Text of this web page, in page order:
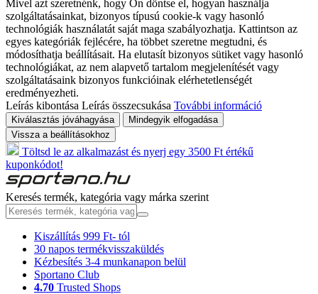
Mivel azt szeretnénk, hogy Ön döntse el, hogyan használja
szolgáltatásainkat, bizonyos típusú cookie-k vagy hasonló
technológiák használatát saját maga szabályozhatja. Kattintson az
egyes kategóriák fejlécére, ha többet szeretne megtudni, és
módosíthatja beállításait. Ha elutasít bizonyos sütiket vagy hasonló
technológiákat, az nem alapvető tartalom megjelenítését vagy
szolgáltatásaink bizonyos funkcióinak elérhetetlenségét
eredményezheti.
Leírás kibontása Leírás összecsukása További információ
Kiválasztás jóváhagyása
Mindegyik elfogadása
Vissza a beállításokhoz
Töltsd le az alkalmazást és nyerj egy 3500 Ft értékű
kuponkódot!
Keresés termék, kategória vagy márka szerint
Kiszállítás 999 Ft- tól
30 napos termékvisszaküldés
Kézbesítés 3-4 munkanapon belül
Sportano Club
4.70 Trusted Shops